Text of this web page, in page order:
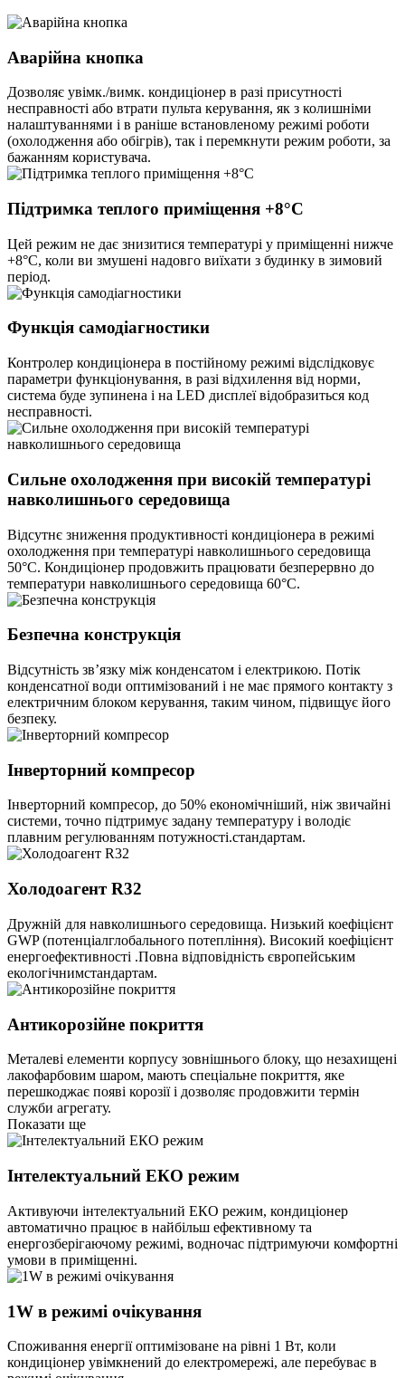
Аварійна кнопка
Дозволяє увімк./вимк. кондиціонер в разі присутності
несправності або втрати пульта керування, як з колишніми
налаштуваннями і в раніше встановленому режимі роботи
(охолодження або обігрів), так і перемкнути режим роботи, за
бажанням користувача.
Підтримка теплого приміщення +8°C
Цей режим не дає знизитися температурі у приміщенні нижче
+8°C, коли ви змушені надовго виїхати з будинку в зимовий
період.
Функція самодіагностики
Контролер кондиціонера в постійному режимі відслідковує
параметри функціонування, в разі відхилення від норми,
система буде зупинена і на LED дисплеї відобразиться код
несправності.
Сильне охолодження при високій температурі
навколишнього середовища
Відсутнє зниження продуктивності кондиціонера в режимі
охолодження при температурі навколишнього середовища
50°С. Кондиціонер продовжить працювати безперервно до
температури навколишнього середовища 60°С.
Безпечна конструкція
Відсутність зв’язку між конденсатом і електрикою. Потік
конденсатної води оптимізований і не має прямого контакту з
електричним блоком керування, таким чином, підвищує його
безпеку.
Інверторний компресор
Інверторний компресор, до 50% економічніший, ніж звичайні
системи, точно підтримує задану температуру і володіє
плавним регулюванням потужності.стандартам.
Холодоагент R32
Дружній для навколишнього середовища. Низький коефіцієнт
GWP (потенціалглобального потепління). Високий коефіцієнт
енергоефективності .Повна відповідність європейським
екологічнимстандартам.
Антикорозійне покриття
Металеві елементи корпусу зовнішнього блоку, що незахищені
лакофарбовим шаром, мають спеціальне покриття, яке
перешкоджає появі корозії і дозволяє продовжити термін
служби агрегату.
Показати ще
Інтелектуальний ЕКО режим
Активуючи інтелектуальний ЕКО режим, кондиціонер
автоматично працює в найбільш ефективному та
енергозберігаючому режимі, водночас підтримуючи комфортні
умови в приміщенні.
1W в режимі очікування
Споживання енергії оптимізоване на рівні 1 Вт, коли
кондиціонер увімкнений до електромережі, але перебуває в